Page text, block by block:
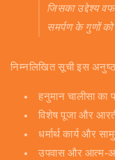
जिसका उद्देश्य
समर्पण के गुणों
निम्नलिखित सूची इस
हनुमान चालीसा का
विशेष पूजा और
धर्मार्थ कार्य और
उपवास और आत्म-